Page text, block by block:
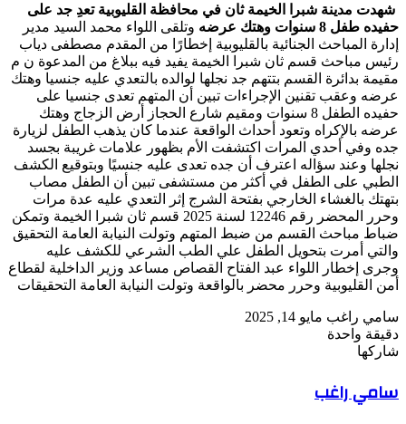
شهدت مدينة شبرا الخيمة ثان في محافظة القليوبية تعدِ جد على
حفيده طفل 8 سنوات وهتك عرضه
وتلقى اللواء محمد السيد مدير
إدارة المباحث الجنائية بالقليوبية إخطارًا من المقدم مصطفى دياب
رئيس مباحث قسم ثان شبرا الخيمة يفيد فيه ببلاغ من المدعوة ن م
مقيمة بدائرة القسم بتتهم جد نجلها لوالده بالتعدي عليه جنسيا وهتك
عرضه وعقب تقنين الإجراءات تبين أن المتهم تعدى جنسيا على
حفيده الطفل 8 سنوات ومقيم شارع الحجاز أرض الزجاج وهتك
عرضه بالإكراه وتعود أحداث الواقعة عندما كان يذهب الطفل لزيارة
جده وفي أحدي المرات اكتشفت الأم بظهور علامات غريبة بجسد
نجلها وعند سؤاله اعترف أن جده تعدى عليه جنسيًا وبتوقيع الكشف
الطبي على الطفل في أكثر من مستشفى تبين أن الطفل مصاب
بتهتك بالغشاء الخارجي بفتحة الشرج إثر التعدي عليه عدة مرات
وحرر المحضر رقم 12246 لسنة 2025 قسم ثان شبرا الخيمة وتمكن
ضباط مباحث القسم من ضبط المتهم وتولت النيابة العامة التحقيق
والتي أمرت بتحويل الطفل علي الطب الشرعي للكشف عليه
وجرى إخطار اللواء عبد الفتاح القصاص مساعد وزير الداخلية لقطاع
أمن القليوبية وحرر محضر بالواقعة وتولت النيابة العامة التحقيقات
سامي راغب أرسل
مايو 14, 2025
دقيقة واحدة
فيسبوك
‫X
لينكدإن
بينتيريست
‫Pocket
واتساب
تيلقرام
ڤايبر
لاين
شاركها
عبر
البريد
سامي راغب